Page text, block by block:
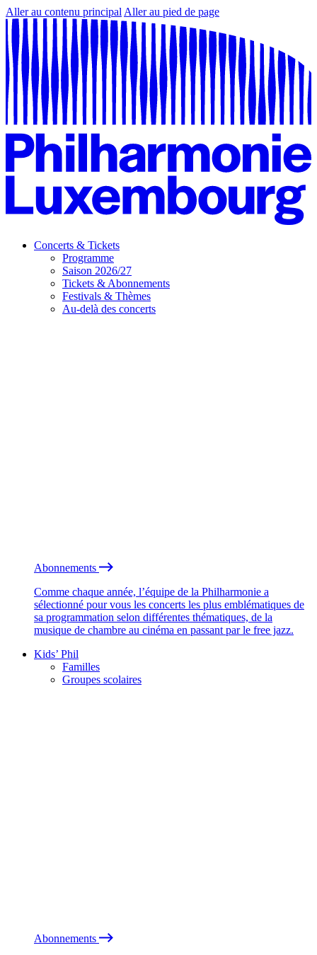
Aller au contenu principal Aller au pied de page
Concerts & Tickets
Programme
Saison 2026/27
Tickets & Abonnements
Festivals & Thèmes
Au-delà des concerts
Abonnements
Comme chaque année, l’équipe de la Philharmonie a
sélectionné pour vous les concerts les plus emblématiques de
sa programmation selon différentes thématiques, de la
musique de chambre au cinéma en passant par le free jazz.
Kids’ Phil
Familles
Groupes scolaires
Abonnements